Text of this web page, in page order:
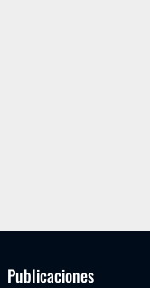
Publicaciones